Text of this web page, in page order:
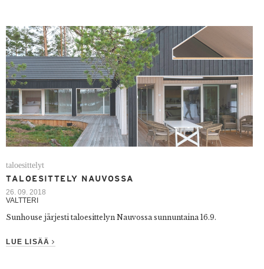
taloesittelyt
TALOESITTELY NAUVOSSA
26. 09. 2018
VALTTERI
Sunhouse järjesti taloesittelyn Nauvossa sunnuntaina 16.9.
LUE LISÄÄ